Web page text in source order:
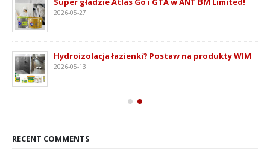
2026-05-27
Hydroizolacja łazienki? Postaw na produkty WIM
2026-05-13
RECENT COMMENTS